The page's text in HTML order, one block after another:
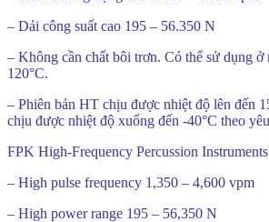
– Dải công suất cao 195 – 56.350 N
– Không cần chất bôi trơn. Có thể sử dụng ở
120°C.
– Phiên bản HT chịu được nhiệt độ lên đến
chịu được nhiệt độ xuống đến -40°C theo
FPK High-Frequency Percussion Instruments
– High pulse frequency 1,350 – 4,600 vpm
– High power range 195 – 56,350 N